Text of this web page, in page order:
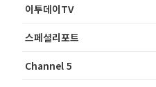
이투데이TV
스페셜리포트
Channel 5